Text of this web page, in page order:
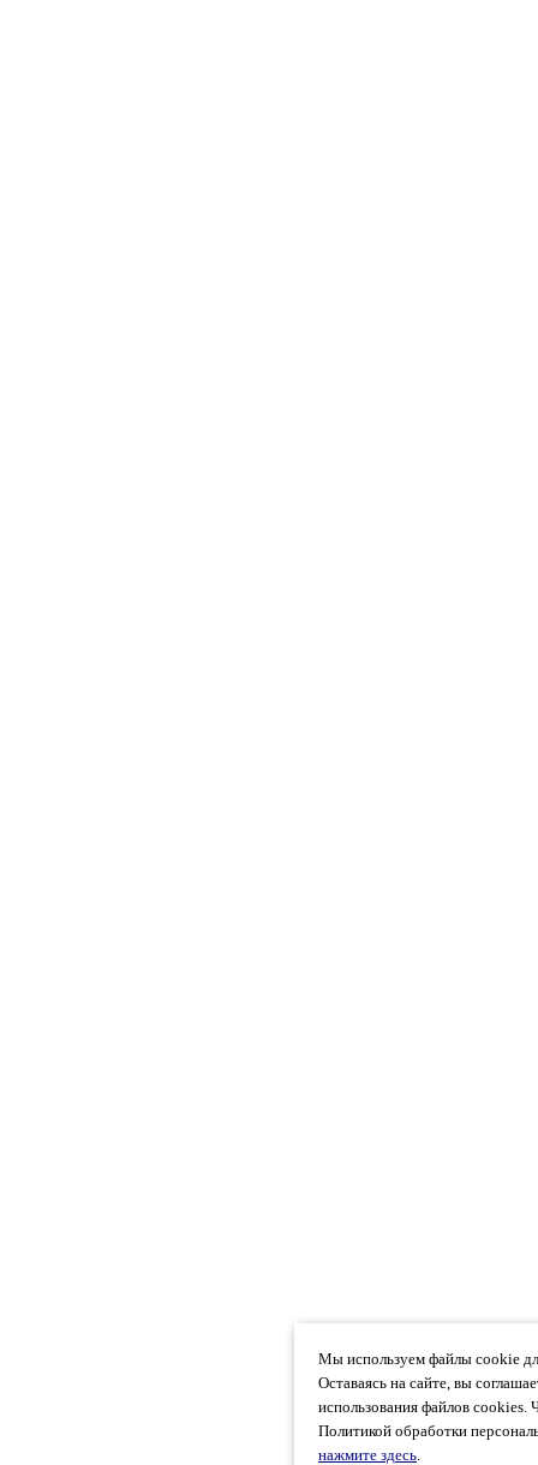
Мы используем файлы cookie
Оставаясь на сайте, вы
использования файлов cookies.
Политикой обработки
нажмите здесь.